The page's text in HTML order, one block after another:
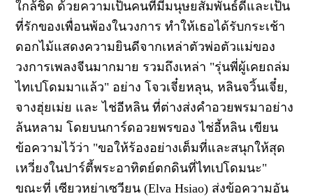
ใกล้ชิด ด้วยความเป็นคนที่มีมนุษยสัมพันธ์ดีและเป็น
ที่รักของเพื่อนพ้องในวงการ ทำให้เธอได้รับกระเช้า
ดอกไม้แสดงความยินดีจากเหล่าตัวพ่อตัวแม่ของ
วงการเพลงจีนมากมาย รวมถึงเหล่า "รุ่นพี่ผู้เคยถล่ม
ไทเปโดมมาแล้ว" อย่าง โจวเจี๋ยหลุน, หลินจวิ้นเจี๋ย,
จางฮุ่ยเม่ย และ ไช่อีหลิน ที่ต่างส่งคำอวยพรมาอย่าง
ล้นหลาม โดยบนการ์ดอวยพรของ ไช่อี้หลิน เขียน
ข้อความไว้ว่า "ขอให้ร้องอย่างเต็มที่และสนุกให้สุด
เหวี่ยงในปาร์ตี้พระอาทิตย์ตกดินที่ไทเปโดมนะ"
ขณะที่ เซียวหย่าเซวียน (Elva Hsiao) ส่งข้อความอัน